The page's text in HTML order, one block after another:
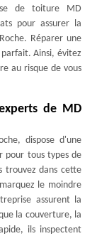
de toiture MD
pour assurer la
Réparer une
Ainsi, évitez
au risque de vous
de MD
dispose d'une
pour tous types de
trouvez dans cette
le moindre
assurent la
la couverture, la
ils inspectent